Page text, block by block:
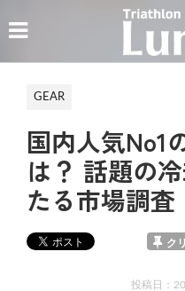
GEAR
国内人気No1
は？ 話題の
たる市場調査
ク
投稿日：